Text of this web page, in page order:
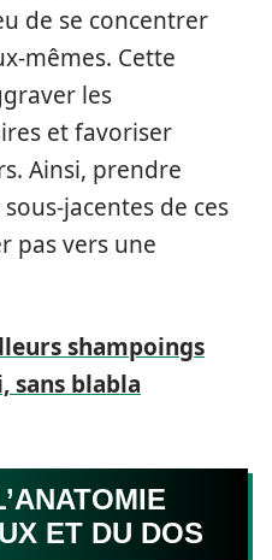
de se concentrer
mêmes. Cette
les
et favoriser
Ainsi, prendre
jacentes de ces
pas vers une
shampoings
sans blabla
ET DU DOS